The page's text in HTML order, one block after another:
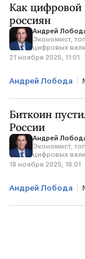
Как цифровой
россиян
Андрей
Экономист,
цифровых
21 ноября 2025, 11:01
Андрей Лобода
цифровой рубль
Биткоин
России
Андрей
Экономист,
цифровых
18 ноября 2025, 18:01
Андрей Лобода
США